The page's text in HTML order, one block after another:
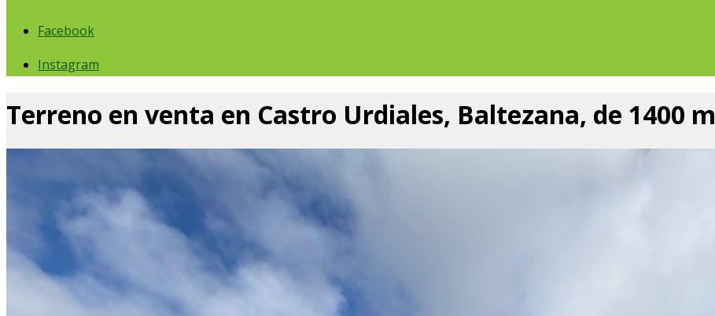
Facebook
Instagram
Terreno en venta en Castro Urdiales, Baltezana, de 1400 m